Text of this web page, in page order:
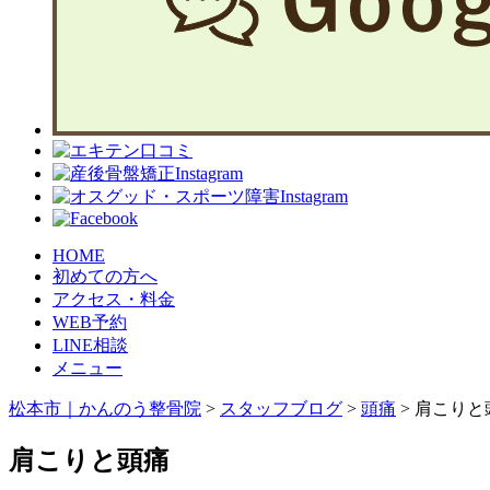
HOME
初めての方へ
アクセス・料金
WEB予約
LINE相談
メニュー
松本市｜かんのう整骨院 > スタッフブログ > 頭痛 > 肩こりと
肩こりと頭痛